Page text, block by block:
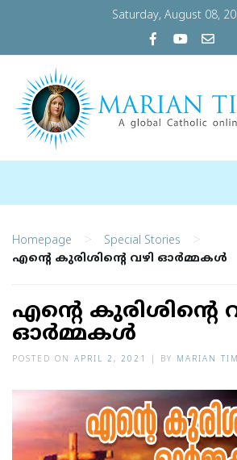
Saturday, August 08,
Homepage > Special Stories >
എന്റെ കുരിശിന്റെ വഴി ഓര്‍മ്മകള്‍
എന്റെ കുരിശിന്റെ
ഓര്‍മ്മകള്‍
POSTED ON APRIL 2, 2021 BY MARIAN